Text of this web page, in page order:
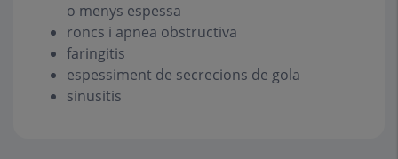
o menys espessa
roncs i apnea obstructiva
faringitis
espessiment de secrecions de gola
sinusitis